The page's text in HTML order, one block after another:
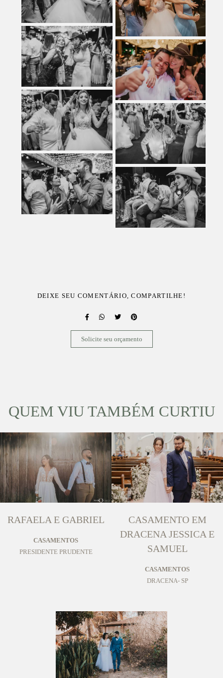
DEIXE SEU COMENTÁRIO, COMPARTILHE!
Solicite seu orçamento
QUEM VIU TAMBÉM CURTIU
RAFAELA E GABRIEL
CASAMENTOS
PRESIDENTE PRUDENTE
CASAMENTO EM
DRACENA JESSICA E
SAMUEL
CASAMENTOS
DRACENA- SP